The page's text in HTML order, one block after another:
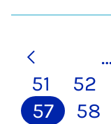
51
52
57
58